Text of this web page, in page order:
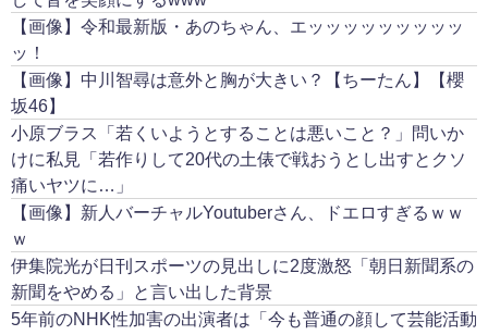
【画像】令和最新版・あのちゃん、エッッッッッッッッッ
ッ！
【画像】中川智尋は意外と胸が大きい？【ちーたん】【櫻
坂46】
小原ブラス「若くいようとすることは悪いこと？」問いか
けに私見「若作りして20代の土俵で戦おうとし出すとクソ
痛いヤツに…」
【画像】新人バーチャルYoutuberさん、ドエロすぎるｗｗ
ｗ
伊集院光が日刊スポーツの見出しに2度激怒「朝日新聞系の
新聞をやめる」と言い出した背景
5年前のNHK性加害の出演者は「今も普通の顔して芸能活動